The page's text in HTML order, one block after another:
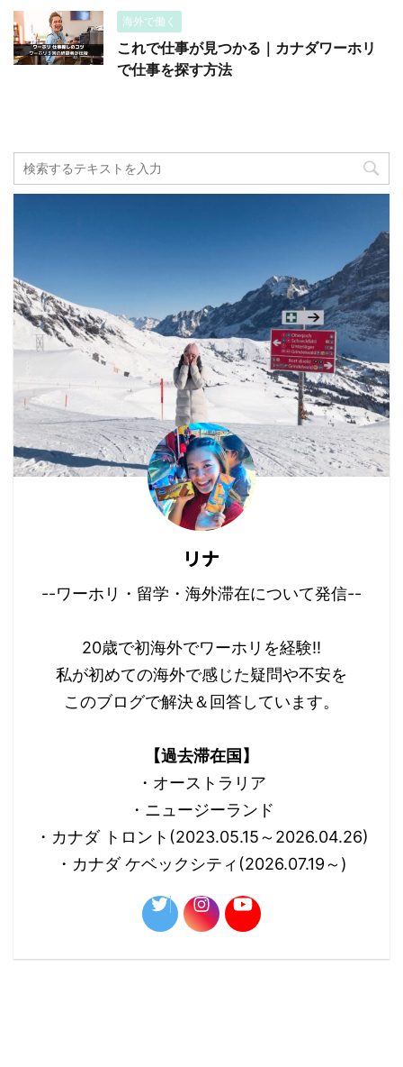
海外で働く
これで仕事が見つかる｜カナダワーホリ
で仕事を探す方法
リナ
--ワーホリ・留学・海外滞在について発信--
20歳で初海外でワーホリを経験!!
私が初めての海外で感じた疑問や不安を
このブログで解決＆回答しています。
【過去滞在国】
・オーストラリア
・ニュージーランド
・カナダ トロント(2023.05.15～2026.04.26)
・カナダ ケベックシティ(2026.07.19～)